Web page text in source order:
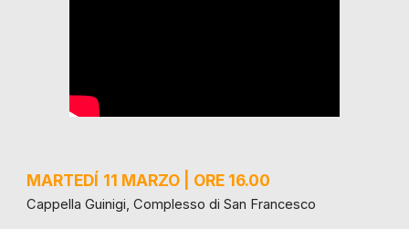
MARTEDÍ 11 MARZO | ORE 16.00
Cappella Guinigi, Complesso di San Francesco